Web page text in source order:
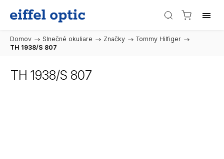
Domov / Slnečné okuliare / Značky / Tommy Hilfiger /
TH 1938/S 807
TH 1938/S 807